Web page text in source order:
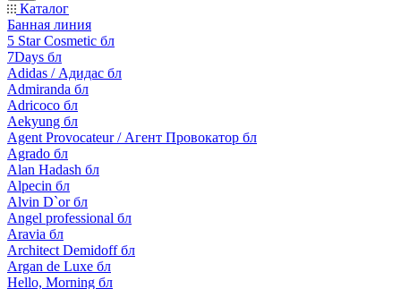
Каталог
Банная линия
5 Star Cosmetic бл
7Days бл
Adidas / Адидас бл
Admiranda бл
Adricoco бл
Aekyung бл
Agent Provocateur / Агент Провокатор бл
Agrado бл
Alan Hadash бл
Alpecin бл
Alvin D`or бл
Angel professional бл
Aravia бл
Architect Demidoff бл
Argan de Luxe бл
Hello, Morning бл